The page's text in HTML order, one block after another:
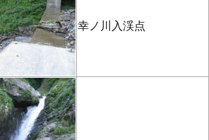
幸ノ川入渓点